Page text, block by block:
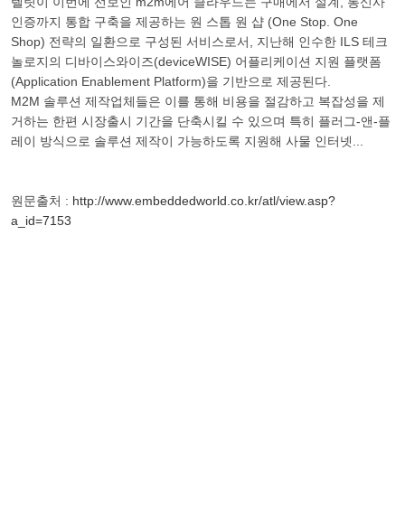
인증까지 통합 구축을 제공하는 원 스톱 원 샵 (One Stop. One
Shop) 전략의 일환으로 구성된 서비스로서, 지난해 인수한 ILS 테크
놀로지의 디바이스와이즈(deviceWISE) 어플리케이션 지원 플랫폼
(Application Enablement Platform)을 기반으로 제공된다.
M2M 솔루션 제작업체들은 이를 통해 비용을 절감하고 복잡성을 제
거하는 한편 시장출시 기간을 단축시킬 수 있으며 특히 플러그-앤-플
레이 방식으로 솔루션 제작이 가능하도록 지원해 사물 인터넷...
원문출처 : http://www.embeddedworld.co.kr/atl/view.asp?
a_id=7153